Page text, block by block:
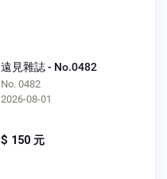
遠見雜誌 - No.0482
No. 0482
2026-08-01
$ 150 元